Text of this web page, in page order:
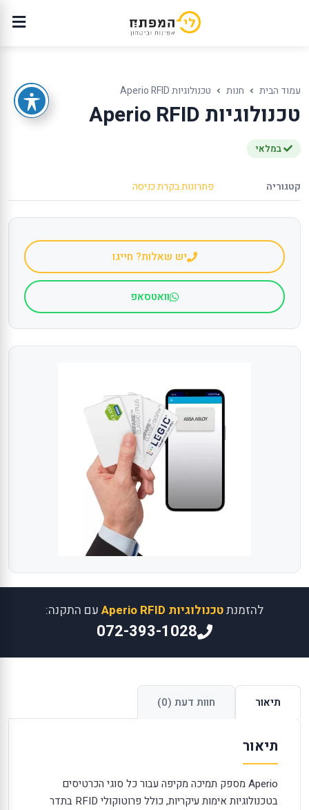
עמוד הבית חנות טכנולוגיות Aperio RFID
טכנולוגיות Aperio RFID
במלאי
קטגוריה פתרונות בקרת כניסה
יש שאלות? חייגו
וואטסאפ
להזמנתטכנולוגיות Aperio RFID עם התקנה:
072-393-1028
תיאור חוות דעת (0)
תיאור
Aperio מספק תמיכה מקיפה עבור כל סוגי הכרטיסים
בטכנולוגיות אימות עיקריות, כולל פרוטוקולי RFID בתדר